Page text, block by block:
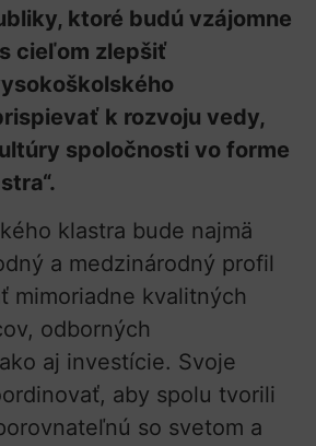
ktoré budú vzájomne
cieľom zlepšiť
k rozvoju vedy,
spoločnosti vo forme
klastra bude najmä
a medzinárodný profil
mimoriadne kvalitných
odborných
aj investície. Svoje
aby spolu tvorili
so svetom a